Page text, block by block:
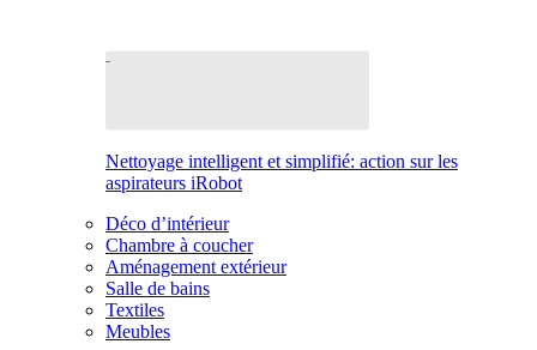
Nettoyage intelligent et simplifié: action sur les
aspirateurs iRobot
Déco d’intérieur
Chambre à coucher
Aménagement extérieur
Salle de bains
Textiles
Meubles